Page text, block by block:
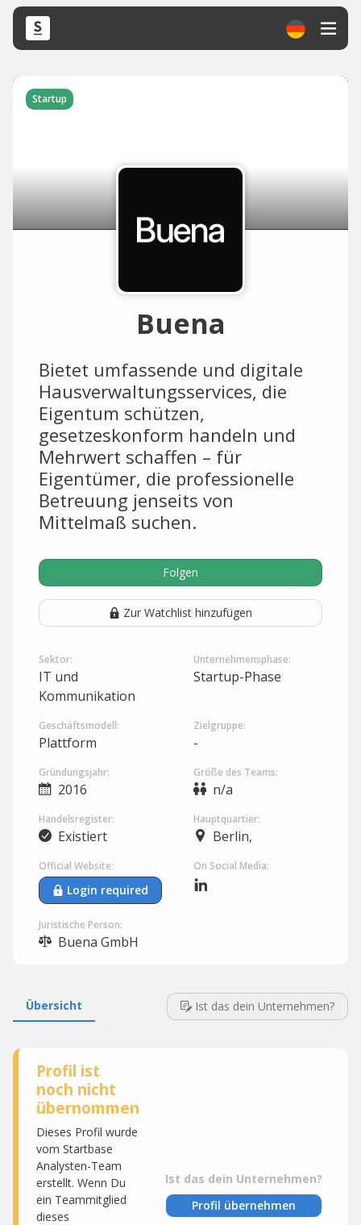
Startup
Buena
Bietet umfassende und digitale
Hausverwaltungsservices, die
Eigentum schützen,
gesetzeskonform handeln und
Mehrwert schaffen – für
Eigentümer, die professionelle
Betreuung jenseits von
Mittelmaß suchen.
Folgen
Zur Watchlist hinzufügen
Sektor:
IT und
Kommunikation
Unternehmensphase:
Startup-Phase
Geschäftsmodell:
Plattform
Zielgruppe:
-
Gründungsjahr:
2016
Größe des Teams:
n/a
Handelsregister:
Existiert
Hauptquartier:
Berlin,
Official Website:
Login required
On Social Media:
Juristische Person:
Buena GmbH
Übersicht Ist das dein Unternehmen?
Profil ist
noch nicht
übernommen
Dieses Profil wurde
vom Startbase
Analysten-Team
erstellt. Wenn Du
ein Teammitglied
dieses
Ist das dein Unternehmen?
Profil übernehmen